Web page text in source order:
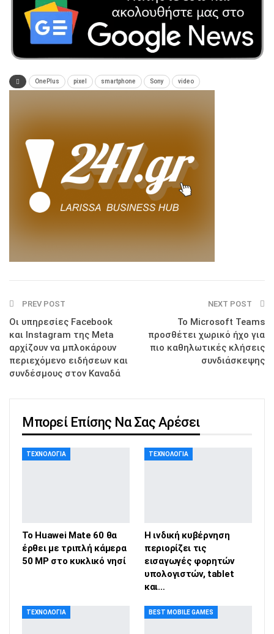
OnePlus pixel smartphone Sony video
PREV POST
Οι υπηρεσίες Facebook
και Instagram της Meta
αρχίζουν να μπλοκάρουν
περιεχόμενο ειδήσεων και
συνδέσμους στον Καναδά
NEXT POST
Το Microsoft Teams
προσθέτει χωρικό ήχο για
πιο καθηλωτικές κλήσεις
συνδιάσκεψης
Μπορεί Επίσης Να Σας Αρέσει
ΤΕΧΝΟΛΟΓΊΑ
Το Huawei Mate 60 θα
έρθει με τριπλή κάμερα
50 MP στο κυκλικό νησί
ΤΕΧΝΟΛΟΓΊΑ
Η ινδική κυβέρνηση
περιορίζει τις
εισαγωγές φορητών
υπολογιστών, tablet
και…
ΤΕΧΝΟΛΟΓΊΑ BEST MOBILE GAMES